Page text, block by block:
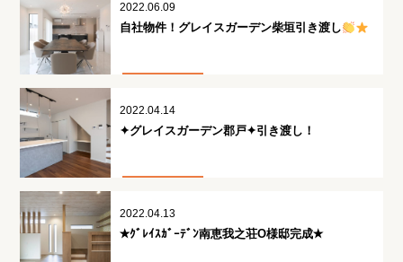
2022.06.09
自社物件！グレイスガーデン柴垣引き渡し
2022.04.14
✦グレイスガーデン郡戸✦引き渡し！
2022.04.13
✭ｸﾞﾚｲｽｶﾞｰﾃﾞﾝ南恵我之荘O様邸完成✭